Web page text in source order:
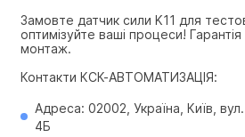
Замовте датчик сили K11 для
оптимізуйте ваші процеси! Гарантія
монтаж.
Контакти КСК-АВТОМАТИЗАЦІЯ:
Адреса: 02002, Україна, Київ,
4Б